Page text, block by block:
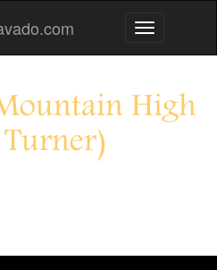
Toggle
High